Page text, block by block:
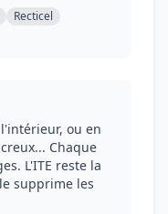
Recticel
ou en
Chaque
L'ITE reste la
supprime les